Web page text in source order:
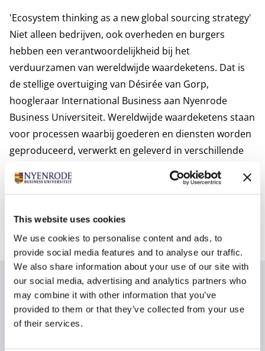
This website uses cookies
We use cookies to personalise content and ads, to
provide social media features and to analyse our traffic.
We also share information about your use of our site with
our social media, advertising and analytics partners who
may combine it with other information that you’ve
provided to them or that they’ve collected from your use
of their services.
'Ecosystem thinking as a new global sourcing strategy'
Niet alleen bedrijven, ook overheden en burgers
hebben een verantwoordelijkheid bij het
verduurzamen van wereldwijde waardeketens. Dat is
de stellige overtuiging van Désirée van Gorp,
hoogleraar International Business aan Nyenrode
Business Universiteit. Wereldwijde waardeketens staan
voor processen waarbij goederen en diensten worden
geproduceerd, verwerkt en geleverd in verschillende
landen. Van Gorp: ‘Verduurzamen van deze ketens
betekent vooral dat we solidariteit als uitgangspunt
mensen in landen waar wij activiteiten zoals
productieprocessen naar verplaatsen.’
Auteur